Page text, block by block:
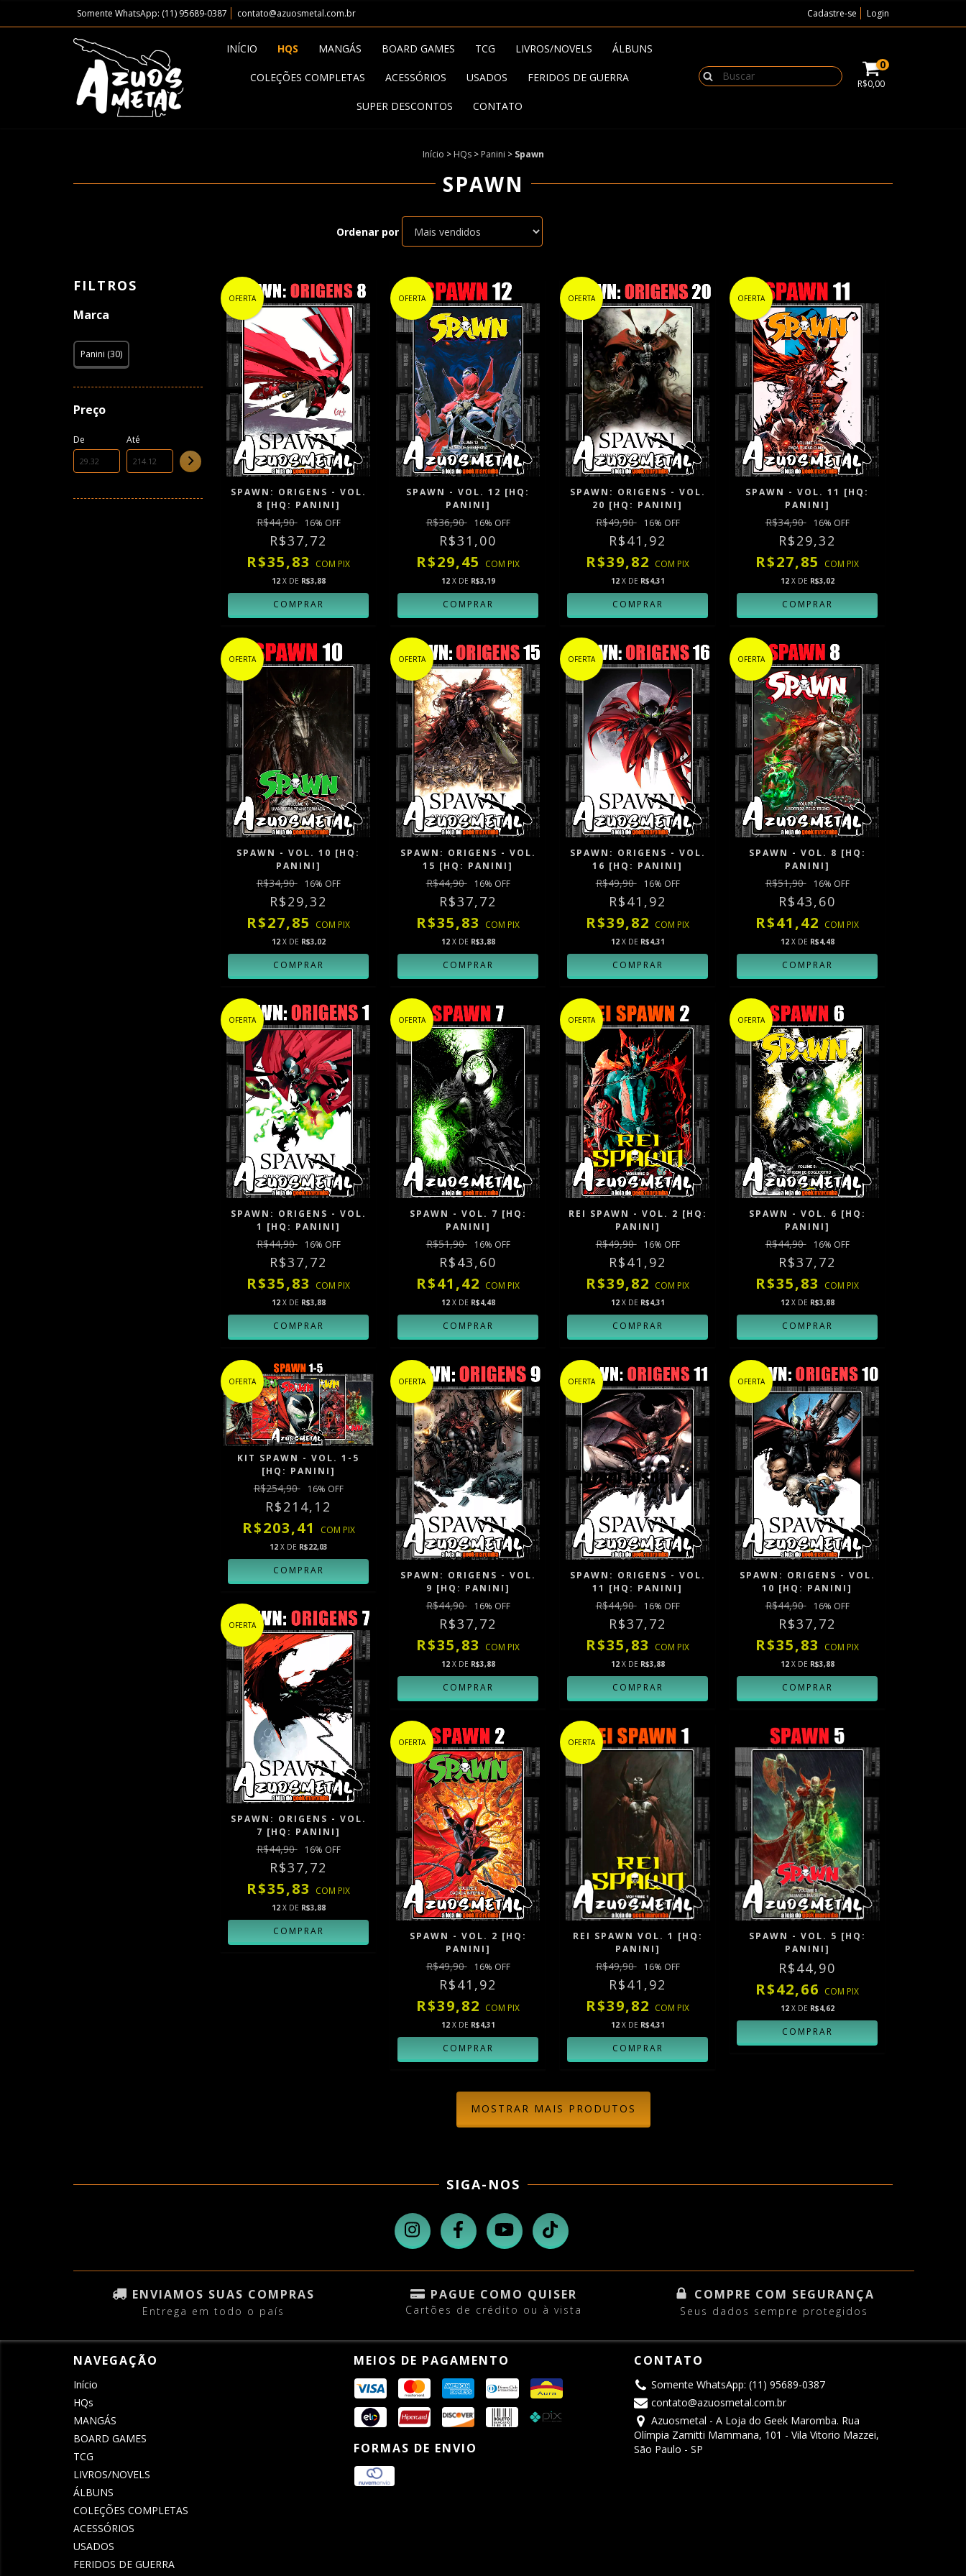
Somente WhatsApp: (11) 95689-0387 contato@azuosmetal.com.br Cadastre-se Login
INÍCIO HQS MANGÁS BOARD GAMES TCG LIVROS/NOVELS ÁLBUNS
COLEÇÕES COMPLETAS ACESSÓRIOS USADOS FERIDOS DE GUERRA
SUPER DESCONTOS CONTATO
0
R$0,00
Início > HQs > Panini > Spawn
SPAWN
Ordenar por
FILTROS
Marca
Panini (30)
Preço
De Até
OFERTA
SPAWN: ORIGENS - VOL.
8 [HQ: PANINI]
R$44,90 16% OFF
R$37,72
R$35,83 COM PIX
12 X DE R$3,88
OFERTA
SPAWN - VOL. 12 [HQ:
PANINI]
R$36,90 16% OFF
R$31,00
R$29,45 COM PIX
12 X DE R$3,19
OFERTA
SPAWN: ORIGENS - VOL.
20 [HQ: PANINI]
R$49,90 16% OFF
R$41,92
R$39,82 COM PIX
12 X DE R$4,31
OFERTA
SPAWN - VOL. 11 [HQ:
PANINI]
R$34,90 16% OFF
R$29,32
R$27,85 COM PIX
12 X DE R$3,02
OFERTA
SPAWN - VOL. 10 [HQ:
PANINI]
R$34,90 16% OFF
R$29,32
R$27,85 COM PIX
12 X DE R$3,02
OFERTA
SPAWN: ORIGENS - VOL.
15 [HQ: PANINI]
R$44,90 16% OFF
R$37,72
R$35,83 COM PIX
12 X DE R$3,88
OFERTA
SPAWN: ORIGENS - VOL.
16 [HQ: PANINI]
R$49,90 16% OFF
R$41,92
R$39,82 COM PIX
12 X DE R$4,31
OFERTA
SPAWN - VOL. 8 [HQ:
PANINI]
R$51,90 16% OFF
R$43,60
R$41,42 COM PIX
12 X DE R$4,48
OFERTA
SPAWN: ORIGENS - VOL.
1 [HQ: PANINI]
R$44,90 16% OFF
R$37,72
R$35,83 COM PIX
12 X DE R$3,88
OFERTA
SPAWN - VOL. 7 [HQ:
PANINI]
R$51,90 16% OFF
R$43,60
R$41,42 COM PIX
12 X DE R$4,48
OFERTA
REI SPAWN - VOL. 2 [HQ:
PANINI]
R$49,90 16% OFF
R$41,92
R$39,82 COM PIX
12 X DE R$4,31
OFERTA
SPAWN - VOL. 6 [HQ:
PANINI]
R$44,90 16% OFF
R$37,72
R$35,83 COM PIX
12 X DE R$3,88
OFERTA
KIT SPAWN - VOL. 1-5
[HQ: PANINI]
R$254,90 16% OFF
R$214,12
R$203,41 COM PIX
12 X DE R$22,03
OFERTA
SPAWN: ORIGENS - VOL.
9 [HQ: PANINI]
R$44,90 16% OFF
R$37,72
R$35,83 COM PIX
12 X DE R$3,88
OFERTA
SPAWN: ORIGENS - VOL.
11 [HQ: PANINI]
R$44,90 16% OFF
R$37,72
R$35,83 COM PIX
12 X DE R$3,88
OFERTA
SPAWN: ORIGENS - VOL.
10 [HQ: PANINI]
R$44,90 16% OFF
R$37,72
R$35,83 COM PIX
12 X DE R$3,88
OFERTA
SPAWN: ORIGENS - VOL.
7 [HQ: PANINI]
R$44,90 16% OFF
R$37,72
R$35,83 COM PIX
12 X DE R$3,88
OFERTA
SPAWN - VOL. 2 [HQ:
PANINI]
R$49,90 16% OFF
R$41,92
R$39,82 COM PIX
12 X DE R$4,31
OFERTA
REI SPAWN VOL. 1 [HQ:
PANINI]
R$49,90 16% OFF
R$41,92
R$39,82 COM PIX
12 X DE R$4,31
SPAWN - VOL. 5 [HQ:
PANINI]
R$44,90
R$42,66 COM PIX
12 X DE R$4,62
MOSTRAR MAIS PRODUTOS
SIGA-NOS
ENVIAMOS SUAS COMPRAS
Entrega em todo o país
PAGUE COMO QUISER
Cartões de crédito ou à vista
COMPRE COM SEGURANÇA
Seus dados sempre protegidos
NAVEGAÇÃO
Início
HQs
MANGÁS
BOARD GAMES
TCG
LIVROS/NOVELS
ÁLBUNS
COLEÇÕES COMPLETAS
ACESSÓRIOS
USADOS
FERIDOS DE GUERRA
MEIOS DE PAGAMENTO
FORMAS DE ENVIO
CONTATO
Somente WhatsApp: (11) 95689-0387
contato@azuosmetal.com.br
Azuosmetal - A Loja do Geek Maromba. Rua
Olímpia Zamitti Mammana, 101 - Vila Vitorio Mazzei,
São Paulo - SP